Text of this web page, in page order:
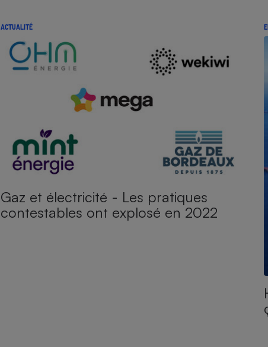
ACTUALITÉ
Gaz et électricité - Les pratiques
contestables ont explosé en 2022